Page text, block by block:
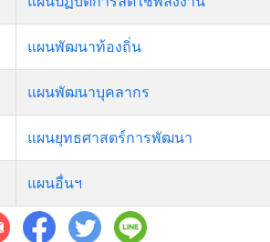
แผนพัฒนาท้องถิ่น
แผนพัฒนาบุคลากร
แผนยุทธศาสตร์การพัฒนา
แผนอื่นฯ